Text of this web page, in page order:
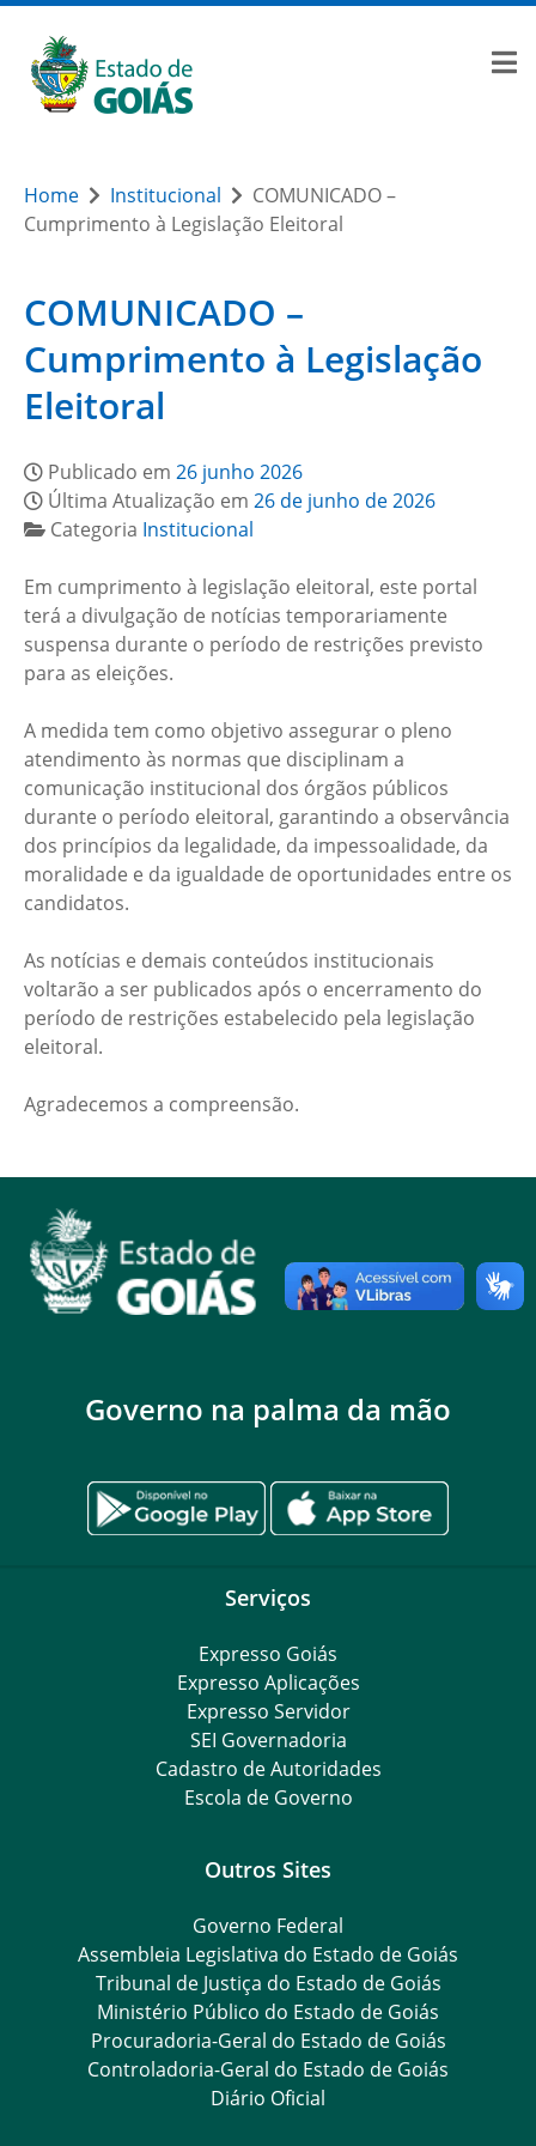
Home Institucional
COMUNICADO –
Cumprimento à Legislação Eleitoral
COMUNICADO –
Cumprimento à Legislação
Eleitoral
Publicado em 26 junho 2026
Última Atualização em 26 de junho de 2026
Categoria Institucional
Em cumprimento à legislação eleitoral, este portal
terá a divulgação de notícias temporariamente
suspensa durante o período de restrições previsto
para as eleições.
A medida tem como objetivo assegurar o pleno
atendimento às normas que disciplinam a
comunicação institucional dos órgãos públicos
durante o período eleitoral, garantindo a observância
dos princípios da legalidade, da impessoalidade, da
moralidade e da igualdade de oportunidades entre os
candidatos.
As notícias e demais conteúdos institucionais
voltarão a ser publicados após o encerramento do
período de restrições estabelecido pela legislação
eleitoral.
Agradecemos a compreensão.
Governo na palma da mão
Serviços
Expresso Goiás
Expresso Aplicações
Expresso Servidor
SEI Governadoria
Cadastro de Autoridades
Escola de Governo
Outros Sites
Governo Federal
Assembleia Legislativa do Estado de Goiás
Tribunal de Justiça do Estado de Goiás
Ministério Público do Estado de Goiás
Procuradoria-Geral do Estado de Goiás
Controladoria-Geral do Estado de Goiás
Diário Oficial